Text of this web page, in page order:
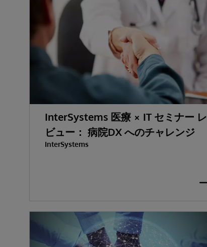
InterSystems 医療 × IT セミナー レ
ビュー： 病院DX へのチャレンジ
InterSystems